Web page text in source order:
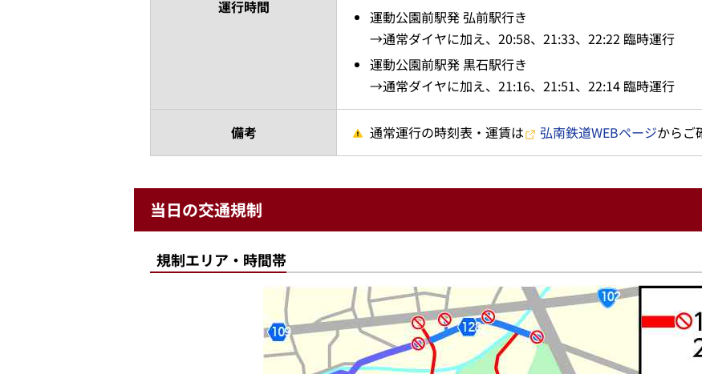
運行時間
運動公園前駅発 弘前駅行き
→通常ダイヤに加え、20:58、21:33、22:22 臨時運行
運動公園前駅発 黒石駅行き
→通常ダイヤに加え、21:16、21:51、22:14 臨時運行
備考 通常運行の時刻表・運賃は 弘南鉄道WEBページからご
当日の交通規制
規制エリア・時間帯